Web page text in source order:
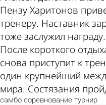
Пензу Харитонов
тренеру. Наставник
тоже заслужил награду.
После короткого
снова приступит к
один крупнейший
мира. Состязания
самбо соревнование турнир